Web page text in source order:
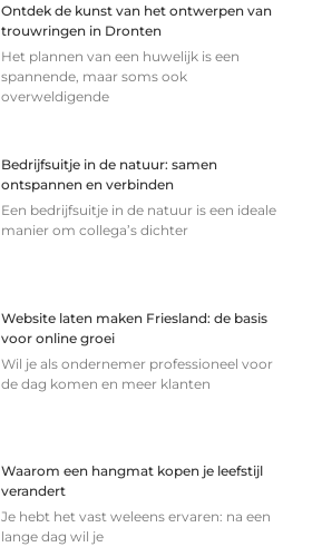
Ontdek de kunst van het ontwerpen van
trouwringen in Dronten
Het plannen van een huwelijk is een
spannende, maar soms ook
overweldigende
Bedrijfsuitje in de natuur: samen
ontspannen en verbinden
Een bedrijfsuitje in de natuur is een ideale
manier om collega’s dichter
Website laten maken Friesland: de basis
voor online groei
Wil je als ondernemer professioneel voor
de dag komen en meer klanten
Waarom een hangmat kopen je leefstijl
verandert
Je hebt het vast weleens ervaren: na een
lange dag wil je